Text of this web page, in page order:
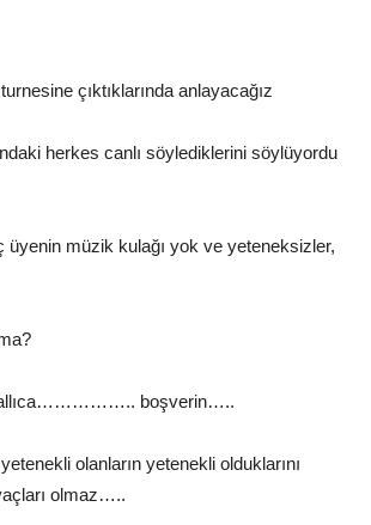
çıktıklarında anlayacağız
herkes canlı söylediklerini söylüyordu
üyenin müzik kulağı yok ve yeteneksizler,
boşverin…..
olanların yetenekli olduklarını
olmaz…..